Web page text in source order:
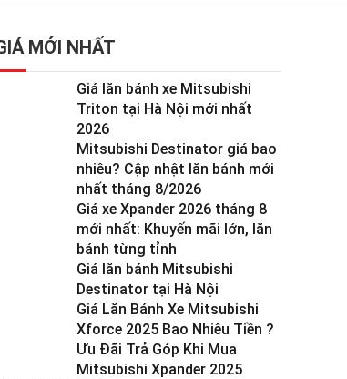
MỚI NHẤT
Giá lăn bánh xe Mitsubishi
Triton tại Hà Nội mới nhất
2026
Mitsubishi Destinator giá bao
nhiêu? Cập nhật lăn bánh mới
nhất tháng 8/2026
Giá xe Xpander 2026 tháng 8
mới nhất: Khuyến mãi lớn, lăn
bánh từng tỉnh
Giá lăn bánh Mitsubishi
Destinator tại Hà Nội
Giá Lăn Bánh Xe Mitsubishi
Xforce 2025 Bao Nhiêu Tiền ?
Ưu Đãi Trả Góp Khi Mua
Mitsubishi Xpander 2025